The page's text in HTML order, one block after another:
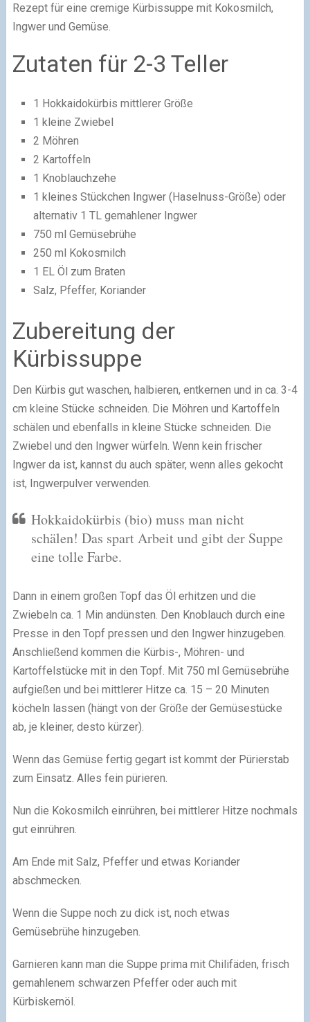
Rezept für eine cremige Kürbissuppe mit Kokosmilch,
Ingwer und Gemüse.
Zutaten für 2-3 Teller
1 Hokkaidokürbis mittlerer Größe
1 kleine Zwiebel
2 Möhren
2 Kartoffeln
1 Knoblauchzehe
1 kleines Stückchen Ingwer (Haselnuss-Größe) oder
alternativ 1 TL gemahlener Ingwer
750 ml Gemüsebrühe
250 ml Kokosmilch
1 EL Öl zum Braten
Salz, Pfeffer, Koriander
Zubereitung der
Kürbissuppe
Den Kürbis gut waschen, halbieren, entkernen und in ca. 3-4
cm kleine Stücke schneiden. Die Möhren und Kartoffeln
schälen und ebenfalls in kleine Stücke schneiden. Die
Zwiebel und den Ingwer würfeln. Wenn kein frischer
Ingwer da ist, kannst du auch später, wenn alles gekocht
ist, Ingwerpulver verwenden.
Hokkaidokürbis (bio) muss man nicht
schälen! Das spart Arbeit und gibt der Suppe
eine tolle Farbe.
Dann in einem großen Topf das Öl erhitzen und die
Zwiebeln ca. 1 Min andünsten. Den Knoblauch durch eine
Presse in den Topf pressen und den Ingwer hinzugeben.
Anschließend kommen die Kürbis-, Möhren- und
Kartoffelstücke mit in den Topf. Mit 750 ml Gemüsebrühe
aufgießen und bei mittlerer Hitze ca. 15 – 20 Minuten
köcheln lassen (hängt von der Größe der Gemüsestücke
ab, je kleiner, desto kürzer).
Wenn das Gemüse fertig gegart ist kommt der Pürierstab
zum Einsatz. Alles fein pürieren.
Nun die Kokosmilch einrühren, bei mittlerer Hitze nochmals
gut einrühren.
Am Ende mit Salz, Pfeffer und etwas Koriander
abschmecken.
Wenn die Suppe noch zu dick ist, noch etwas
Gemüsebrühe hinzugeben.
Garnieren kann man die Suppe prima mit Chilifäden, frisch
gemahlenem schwarzen Pfeffer oder auch mit
Kürbiskernöl.